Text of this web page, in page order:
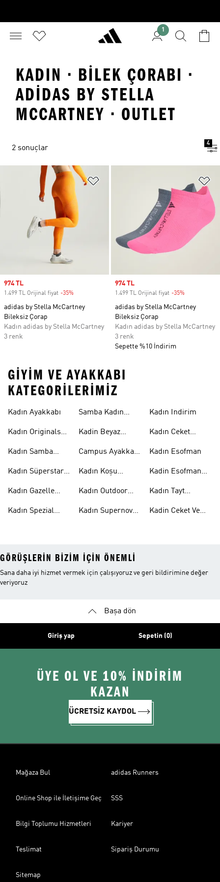
1
KADIN · BILEK ÇORABI ·
ADIDAS BY STELLA
MCCARTNEY · OUTLET
2 sonuçlar
4
Sale price
974 TL
1.499 TL Orijinal fiyat -35%
adidas by Stella McCartney
Bileksiz Çorap
Kadın adidas by Stella McCartney
3 renk
Sale price
974 TL
1.499 TL Orijinal fiyat -35%
adidas by Stella McCartney
Bileksiz Çorap
Kadın adidas by Stella McCartney
3 renk
Sepette %10 İndirim
GIYIM VE AYAKKABI
KATEGORILERIMIZ
Kadın Ayakkabı
Kadın Originals
Kadın Samba
Kadın Süperstar
Kadın Gazelle
Kadın Spezial
Samba Kadın
Kadin Beyaz
Campus Ayakkabı
Kadın Koşu
Kadın Outdoor
Kadın Supernova
Kadın Indirim
Kadın Ceket
Kadın Esofman
Kadin Esofman
Kadın Tayt
Kadin Ceket Ve
GÖRÜŞLERIN BIZIM IÇIN ÖNEMLI
Sana daha iyi hizmet vermek için çalışıyoruz ve geri bildirimine değer
veriyoruz
Başa dön
Giriş yap Sepetin (0)
ÜYE OL VE 10% İNDİRİM
KAZAN
ÜCRETSİZ KAYDOL
Mağaza Bul adidas Runners
Online Shop ile İletişime Geç SSS
Bilgi Toplumu Hizmetleri Kariyer
Teslimat Sipariş Durumu
Sitemap